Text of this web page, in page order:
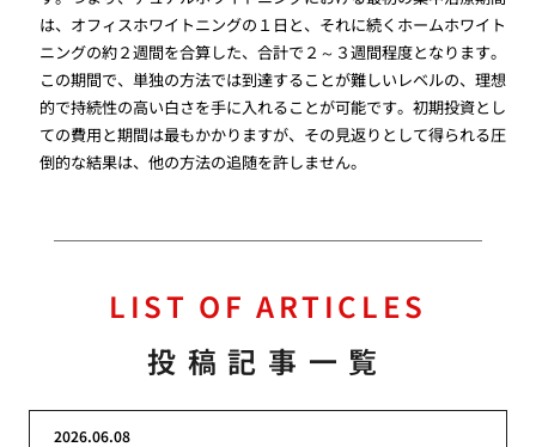
は、オフィスホワイトニングの１日と、それに続くホームホワイト
ニングの約２週間を合算した、合計で２～３週間程度となります。
この期間で、単独の方法では到達することが難しいレベルの、理想
的で持続性の高い白さを手に入れることが可能です。初期投資とし
ての費用と期間は最もかかりますが、その見返りとして得られる圧
倒的な結果は、他の方法の追随を許しません。
LIST OF ARTICLES
投稿記事一覧
2026.06.08